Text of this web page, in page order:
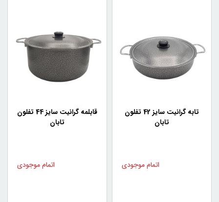
وبسایتهوم شلف
با تامین انواع محصولات تفلون تابان در کنار
انواع مدل های قابلمه مثلسرویس قابلمه پارس استیلو
سرویس قابلمه اویز، امکان مقایسه و خرید را برای شما آسان
کرده است. شما به راحتی میتوانید با مقایسه قیمت، کیفیت،
سایز، جنس و ... به راحتی از منزل محصول مورد نیاز خود را
نتیجه‌گیری
استفاده از سرویس تفلون قابلمه تابان باعث می‌شود که غذاهای
فنی و مزایای سرویس تفلون قابلمه تابان، می‌توان آن را به
تابه گرانیت سایز 42 تفلون
تابان
قابلمه گرانیت سایز 44 تفلون
تابان